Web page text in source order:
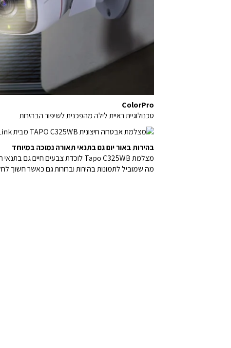
ColorPro
טכנולוגיית ראיית לילה מהפכנית לשיפור הבהירות
בהירות באור יום גם בתנאי תאורה נמוכה במיוחד
מצלמת Tapo C325WB לוכדת צבעים חיים גם בתנאי תאורה נמוכה במיוחד (עד 0.05 לוקס),
מה שמוביל לתמונות בהירות וברורות גם כאשר חשוך